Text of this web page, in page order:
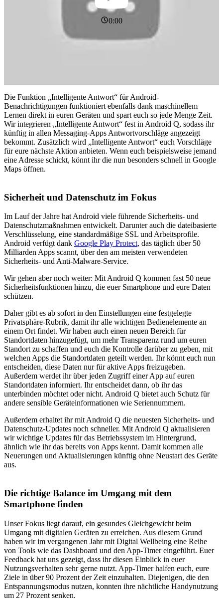
0:00
Die Funktion „Intelligente Antwort“ für Android-
Benachrichtigungen funktioniert ebenfalls dank maschinellem
Lernen direkt in euren Geräten und spart euch so jede Menge Zeit.
Wir integrieren „Intelligente Antwort“ fest in Android Q, sodass ihr
künftig in allen Messaging-Apps Antwortvorschläge angezeigt
bekommt. Zusätzlich wird „Intelligente Antwort“ euch Vorschläge
für eure nächste Aktion anbieten. Wenn euch beispielsweise jemand
eine Adresse schickt, könnt ihr die nun besonders schnell in Google
Maps öffnen.
Sicherheit und Datenschutz im Fokus
Im Lauf der Jahre hat Android viele führende Sicherheits- und
Datenschutzmaßnahmen entwickelt. Darunter auch die dateibasierte
Verschlüsselung, eine standardmäßige SSL und Arbeitsprofile.
Android verfügt dank Google Play Protect, das täglich über 50
Milliarden Apps scannt, über den am meisten verwendeten
Sicherheits- und Anti-Malware-Service.
Wir gehen aber noch weiter: Mit Android Q kommen fast 50 neue
Sicherheitsfunktionen hinzu, die euer Smartphone und eure Daten
schützen.
Daher gibt es ab sofort in den Einstellungen eine festgelegte
Privatsphäre-Rubrik, damit ihr alle wichtigen Bedienelemente an
einem Ort findet. Wir haben auch einen neuen Bereich für
Standortdaten hinzugefügt, um mehr Transparenz rund um euren
Standort zu schaffen und euch die Kontrolle darüber zu geben, mit
welchen Apps die Standortdaten geteilt werden. Ihr könnt euch nun
entscheiden, diese Daten nur für aktive Apps freizugeben.
Außerdem werdet ihr über jeden Zugriff einer App auf euren
Standortdaten informiert. Ihr entscheidet dann, ob ihr das
unterbinden möchtet oder nicht. Android Q bietet auch Schutz für
andere sensible Geräteinformationen wie Seriennummern.
Außerdem erhaltet ihr mit Android Q die neuesten Sicherheits- und
Datenschutz-Updates noch schneller. Mit Android Q aktualisieren
wir wichtige Updates für das Betriebssystem im Hintergrund,
ähnlich wie ihr das bereits von Apps kennt. Damit kommen alle
Neuerungen und Aktualisierungen künftig ohne Neustart des Geräte
aus.
Die richtige Balance im Umgang mit dem
Smartphone finden
Unser Fokus liegt darauf, ein gesundes Gleichgewicht beim
Umgang mit digitalen Geräten zu erreichen. Aus diesem Grund
haben wir im vergangenen Jahr mit Digital Wellbeing eine Reihe
von Tools wie das Dashboard und den App-Timer eingeführt. Euer
Feedback hat uns gezeigt, dass ihr diesen Einblick in euer
Nutzungsverhalten sehr gerne nutzt. App-Timer halfen euch, eure
Ziele in über 90 Prozent der Zeit einzuhalten. Diejenigen, die den
Entspannungsmodus nutzen, konnten ihre nächtliche Handynutzung
um 27 Prozent senken.